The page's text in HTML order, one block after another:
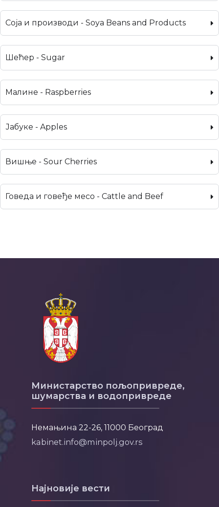
Соја и производи - Soya Beans and Products
Шећер - Sugar
Малине - Raspberries
Јабуке - Apples
Вишње - Sour Cherries
Говеда и говеђе месо - Cattle and Beef
Министарство пољопривреде,
шумарства и водопривреде
Немањина 22-26, 11000 Београд
kabinet.info@minpolj.gov.rs
Најновије вести